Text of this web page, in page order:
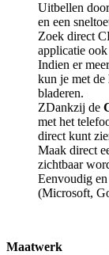
Uitbellen
en een
Zoek direct
applicatie
Indien er
kun je met de
bladeren.
ZDankzij de
met het
direct kunt
Maak direct
zichtbaar
Eenvoudig
(Microsoft,
Maatwerk